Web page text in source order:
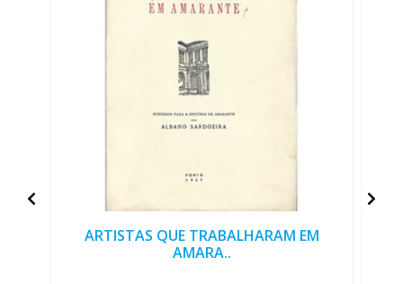
ARTISTAS QUE TRABALHARAM EM
AMARA..